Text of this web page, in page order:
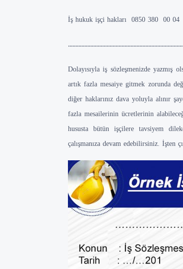
İş hukuk işçi hakları 0850 380 00 04
Dolayısıyla iş sözleşmenizde yazmış
artık fazla mesaiye gitmek zorunda
diğer haklarınız dava yoluyla alınır
fazla mesailerinin ücretlerinin
hususta bütün işçilere tavsiyem
çalışmanıza devam edebilirsiniz. İşten